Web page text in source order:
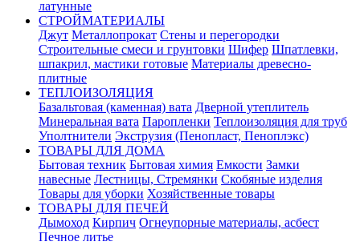
латунные
СТРОЙМАТЕРИАЛЫ
Джут Металлопрокат Стены и перегородки
Строительные смеси и грунтовки Шифер Шпатлевки,
шпакрил, мастики готовые Материалы древесно-
плитные
ТЕПЛОИЗОЛЯЦИЯ
Базальтовая (каменная) вата Дверной утеплитель
Минеральная вата Паропленки Теплоизоляция для труб
Уполтнители Экструзия (Пенопласт, Пеноплэкс)
ТОВАРЫ ДЛЯ ДОМА
Бытовая техник Бытовая химия Емкости Замки
навесные Лестницы, Стремянки Скобяные изделия
Товары для уборки Хозяйственные товары
ТОВАРЫ ДЛЯ ПЕЧЕЙ
Дымоход Кирпич Огнеупорные материалы, асбест
Печное литье